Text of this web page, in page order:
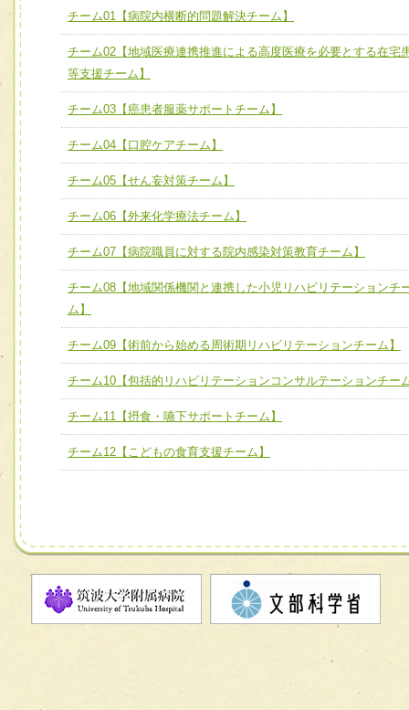
ユニット１ 医療人としての基礎能力
全人的医療を実践する医療人として、必要な基礎能力を身
ける
必要に応じて柔軟に医療チームを組織し、強調できる
ユニット３ 多職種連携力
他職種の視点とスキルを学び、相互理解と連携を深める
チーム01【病院内横断的問題解決チーム】
チーム02【地域医療連携推進による高度医療を必要とする
宅患者等支援チーム】
チーム05【せん妄対策チーム】
チーム06【外来化学療法チーム】
チーム07【病院職員に対する院内感染対策教育チーム】
チーム08【地域関係機関と連携した小児リハビリテーショ
チーム09【術前から始める周術期リハビリテーションチー
ム】
チーム10【包括的リハビリテーションコンサルテーション
ーム】
チーム11【摂食・嚥下サポートチーム】
チーム01【病院内横断的問題解決チーム】
チーム02【地域医療連携推進による高度医療を必要とする在宅
等支援チーム】
チーム03【癌患者服薬サポートチーム】
チーム04【口腔ケアチーム】
チーム05【せん妄対策チーム】
チーム06【外来化学療法チーム】
チーム07【病院職員に対する院内感染対策教育チーム】
チーム08【地域関係機関と連携した小児リハビリテーションチ
ム】
チーム09【術前から始める周術期リハビリテーションチーム】
チーム10【包括的リハビリテーションコンサルテーションチー
チーム11【摂食・嚥下サポートチーム】
チーム12【こどもの食育支援チーム】